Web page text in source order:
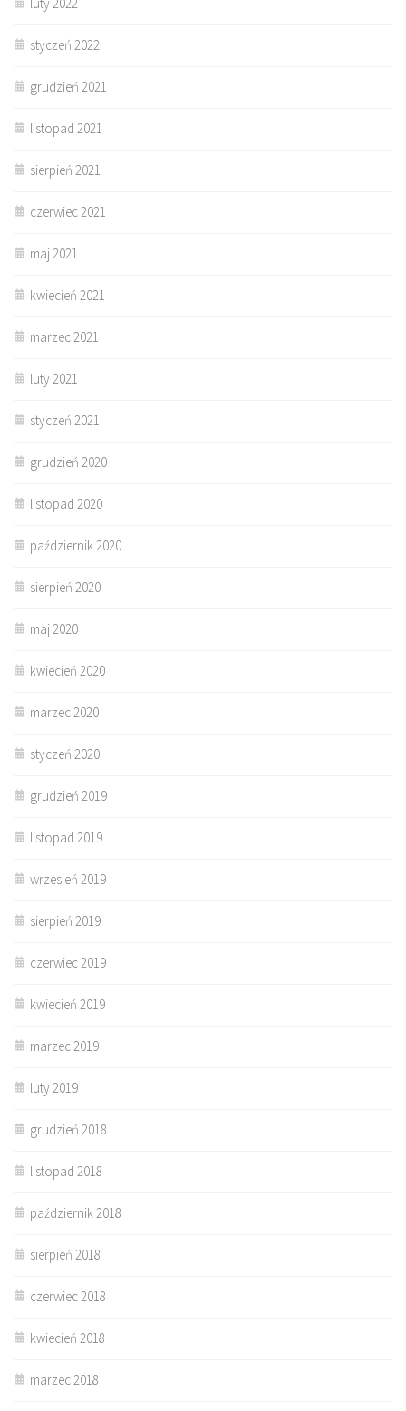
styczeń 2022
grudzień 2021
listopad 2021
sierpień 2021
czerwiec 2021
maj 2021
kwiecień 2021
marzec 2021
luty 2021
styczeń 2021
grudzień 2020
listopad 2020
październik 2020
sierpień 2020
maj 2020
kwiecień 2020
marzec 2020
styczeń 2020
grudzień 2019
listopad 2019
wrzesień 2019
sierpień 2019
czerwiec 2019
kwiecień 2019
marzec 2019
luty 2019
grudzień 2018
listopad 2018
październik 2018
sierpień 2018
czerwiec 2018
kwiecień 2018
marzec 2018